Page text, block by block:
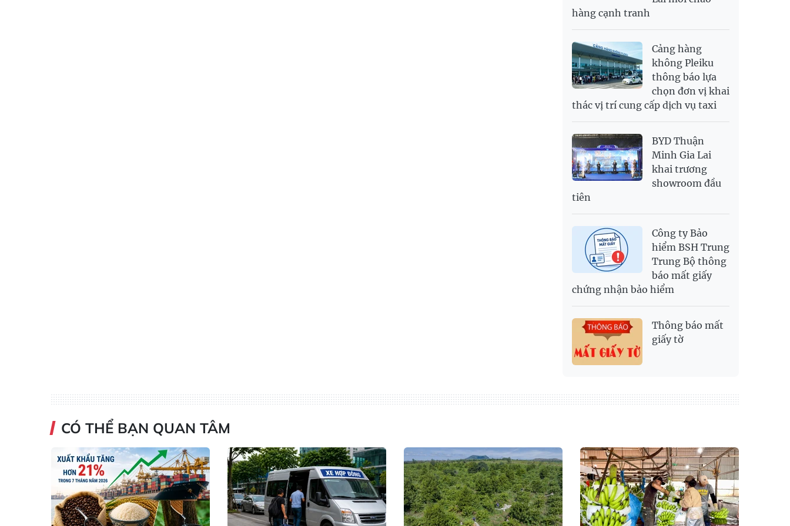
2,696.72
2,811.09
SGD
USD
25,910 25,940 26,320
hàng cạnh tranh
Cảng hàng
không Pleiku
thông báo lựa
chọn đơn vị khai
thác vị trí cung cấp dịch vụ taxi
BYD Thuận
Minh Gia Lai
khai trương
showroom đầu
tiên
Công ty Bảo
hiểm BSH Trung
Trung Bộ thông
báo mất giấy
chứng nhận bảo hiểm
Thông báo mất
giấy tờ
CÓ THỂ BẠN QUAN TÂM